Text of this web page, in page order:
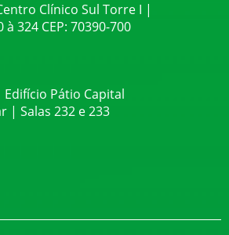
Clínico Sul Torre I |
324 CEP: 70390-700
Edifício Pátio Capital
| Salas 232 e 233